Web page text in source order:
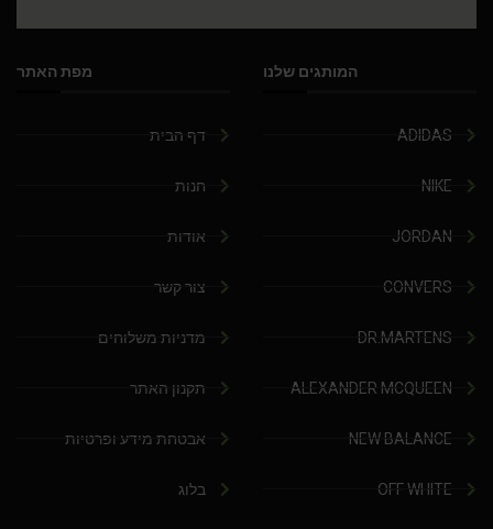
המותגים שלנו
ADIDAS
NIKE
JORDAN
CONVERS
DR.MARTENS
ALEXANDER MCQUEEN
NEW BALANCE
OFF WHITE
מפת האתר
דף הבית
חנות
אודות
צור קשר
מדניות משלוחים
תקנון האתר
אבטחת מידע ופרטיות
בלוג